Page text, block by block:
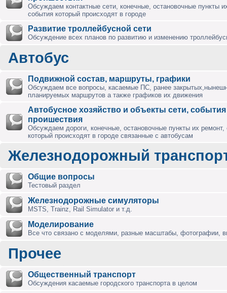
Обсуждаем контактные сети, конечные, остановочные пункты
события который происходят в городе
Развитие троллейбусной сети
Обсуждение всех планов по развитию и изменению
Автобус
Подвижной состав, маршруты, графики
Обсуждаем все вопросы, касаемые ПС, ранее
планируемых маршрутов а также графиков их движения
Автобусное хозяйство и объекты сети,
проишествия
Обсуждаем дороги, конечные, остановочные пункты их ремонт,
который происходят в городе связанные с автобусам
Железнодорожный
Общие вопросы
Тестовый раздел
Железнодорожные симуляторы
MSTS, Trainz, Rail Simulator и т.д.
Моделирование
Все что связано с моделями, разные масштабы, фотографии,
Прочее
Общественный транспорт
Обсуждения касаемые городского транспорта в целом